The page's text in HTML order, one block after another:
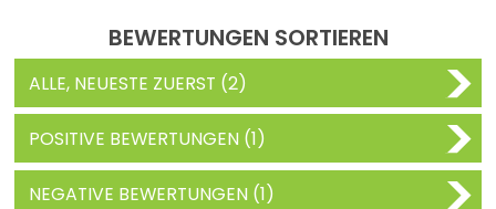
BEWERTUNGEN SORTIEREN
ALLE, NEUESTE ZUERST (2)
POSITIVE BEWERTUNGEN (1)
NEGATIVE BEWERTUNGEN (1)